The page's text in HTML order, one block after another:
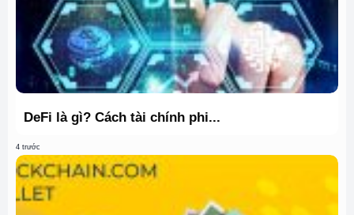
DeFi là gì? Cách tài chính phi...
4 trước